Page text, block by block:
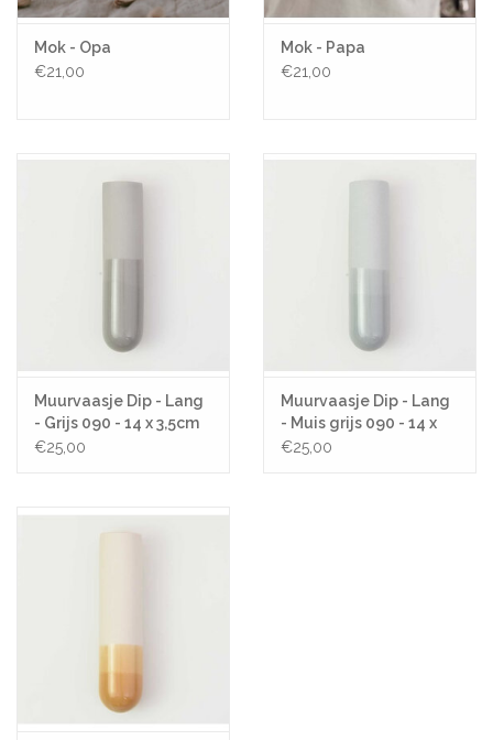
Mok - Opa
€21,00
Mok - Papa
€21,00
Muurvaasje Dip - Lang
- Grijs 090 - 14 x 3,5cm
€25,00
Muurvaasje Dip - Lang
- Muis grijs 090 - 14 x
3,5cm
€25,00